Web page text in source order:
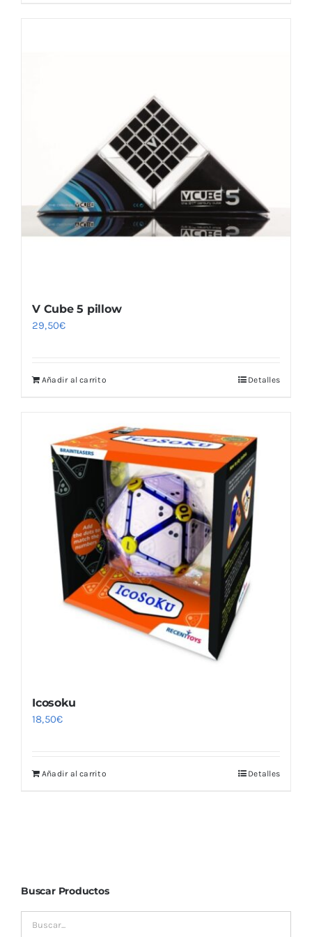
V Cube 5 pillow
29,50€
Añadir al carrito Detalles
Icosoku
18,50€
Añadir al carrito Detalles
Buscar Productos